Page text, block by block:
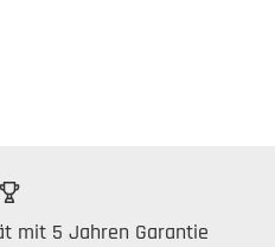
mit 5 Jahren Garantie